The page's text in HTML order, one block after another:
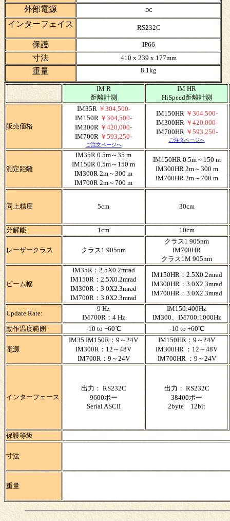
外部電源 DC
インターフェイス RS232C
保護 IP66
寸法 410 x 239 x 177mm
重量 8.1kg
IM R
距離計測
IM HR
HiSpeed距離計測
販売価格
IM35R ￥304,500-
IM150R ￥304,500-
IM300R ￥420,000-
IM700R ￥593,250-
ご注文ページへ
IM150HR ￥304,500-
IM300HR ￥420,000-
IM700HR ￥593,250-
ご注文ページへ
測定距離
IM35R 0.5m～35 m
IM150R 0.5m～150 m
IM300R 2m～300 m
IM700R 2m～700 m
IM150HR 0.5m～150 m
IM300HR 2m～300 m
IM700HR 2m～700 m
同上精度 5cm 30cm
分解能 1cm 10cm
レーザークラス クラス1 905nm
クラス1 905nm
IM700HR
クラス1M 905nm
ビーム幅
IM35R：2.5X0.2mrad
IM150R：2.5X0.2mrad
IM300R：3.0X2.3mrad
IM700R：3.0X2.3mrad
IM150HR：2.5X0.2mrad
IM300HR：3.0X2.3mrad
IM700HR：3.0X2.3mrad
Update Rate:
9 Hz
IM700R：4 Hz
IM150:400Hz
IM300、IM700:1000Hz
動作温度範囲
-10 to +60℃ -10 to +60℃
電源
IM35,IM150R：9～24V
IM300R：12～48V
IM700R：9～24V
IM150HR：9～24V
IM300HR ：12～48V
IM700HR ：9～24V
インターフェース
出力： RS232C
9600ボー
Serial ASCII
出力： RS232C
38400ボー
2byte 12bit
保護等級
寸法
重量